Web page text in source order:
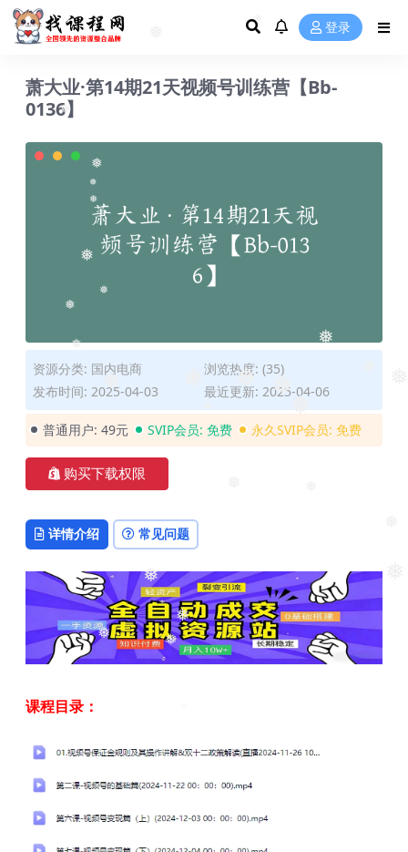
❅
❅
❅
❅
❅ ❅
❅
❅
❅
❅
❅
❅
❅
❅
❅
登录
萧大业·第14期21天视频号训练营【Bb-
0136】
资源分类: 国内电商
浏览热度: (35)
发布时间: 2025-04-03
最近更新: 2025-04-06
普通用户: 49元 SVIP会员: 免费 永久SVIP会员: 免费
购买下载权限
详情介绍 常见问题
课程目录：